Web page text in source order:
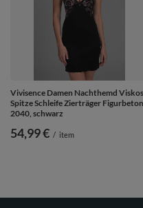
Vivisence Damen Nachthemd
Spitze Schleife Zierträger
2040, schwarz
54,99 € / item